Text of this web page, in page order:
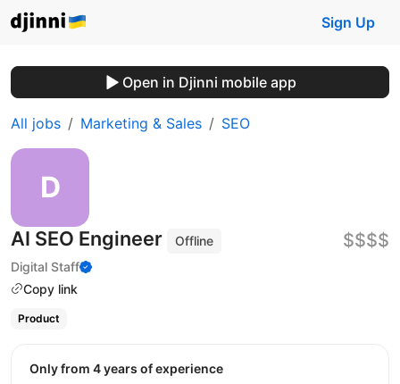
Sign Up
Open in Djinni mobile app
All jobs Marketing & Sales SEO
AI SEO Engineer
Offline
Digital Staff
Copy link
$$$$
Product
Only from 4 years of experience